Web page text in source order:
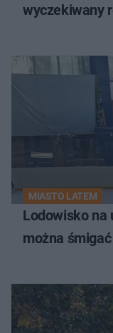
wyczekiwany
MIASTO LATEM
Lodowisko na
można